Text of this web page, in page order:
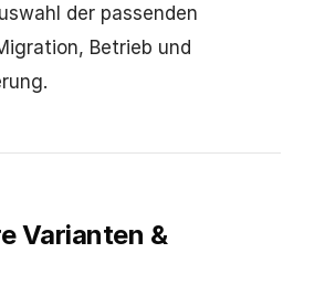
der passenden
Betrieb und
Varianten &